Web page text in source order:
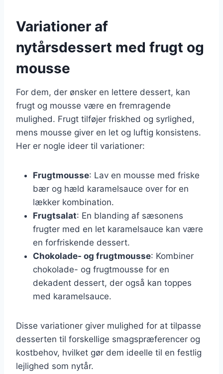
Variationer af
nytårsdessert med frugt og
mousse
For dem, der ønsker en lettere dessert, kan
frugt og mousse være en fremragende
mulighed. Frugt tilføjer friskhed og syrlighed,
mens mousse giver en let og luftig konsistens.
Her er nogle ideer til variationer:
Frugtmousse: Lav en mousse med friske
bær og hæld karamelsauce over for en
lækker kombination.
Frugtsalat: En blanding af sæsonens
frugter med en let karamelsauce kan være
en forfriskende dessert.
Chokolade- og frugtmousse: Kombiner
chokolade- og frugtmousse for en
dekadent dessert, der også kan toppes
med karamelsauce.
Disse variationer giver mulighed for at tilpasse
desserten til forskellige smagspræferencer og
kostbehov, hvilket gør dem ideelle til en festlig
lejlighed som nytår.